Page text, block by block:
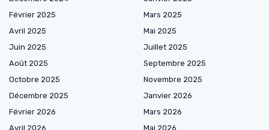
Février 2025
Mars 2025
Avril 2025
Mai 2025
Juin 2025
Juillet 2025
Août 2025
Septembre 2025
Octobre 2025
Novembre 2025
Décembre 2025
Janvier 2026
Février 2026
Mars 2026
Avril 2026
Mai 2026